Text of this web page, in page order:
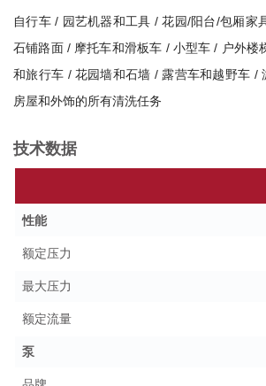
自行车 / 园艺机器和工具 / 花园/阳台/包厢家
石铺路面 / 摩托车和滑板车 / 小型车 / 户外楼
和旅行车 / 花园墙和石墙 / 露营车和越野车 /
房屋和外饰的所有清洗任务
技术数据
性能
额定压力
最大压力
额定流量
泵